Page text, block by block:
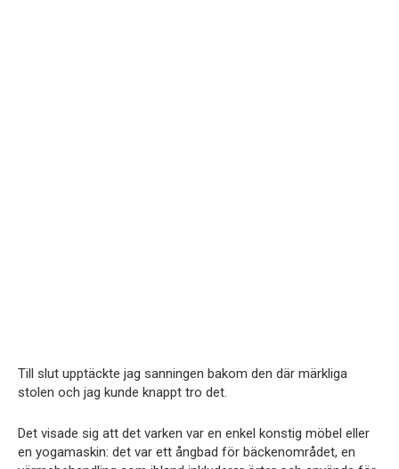
Till slut upptäckte jag sanningen bakom den där märkliga
stolen och jag kunde knappt tro det.
Det visade sig att det varken var en enkel konstig möbel eller
en yogamaskin: det var ett ångbad för bäckenområdet, en